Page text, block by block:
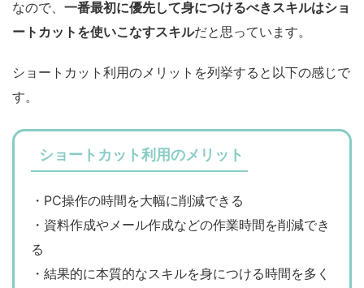
なので、 一番最初に優先して身につけるべきスキルはショ
ートカットを使いこなすスキルだと思っています。
ショートカット利用のメリットを列挙すると以下の感じで
す。
ショートカット利用のメリット
・PC操作の時間を大幅に削減できる
・資料作成やメール作成などの作業時間を削減でき
る
・結果的に本質的なスキルを身につける時間を多く